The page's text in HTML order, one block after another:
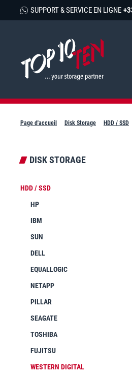
SUPPORT & SERVICE EN LIGNE
Page d'accueil Disk Storage HDD / SSD
DISK STORAGE
HDD / SSD
HP
IBM
SUN
DELL
EQUALLOGIC
NETAPP
PILLAR
SEAGATE
TOSHIBA
FUJITSU
WESTERN DIGITAL